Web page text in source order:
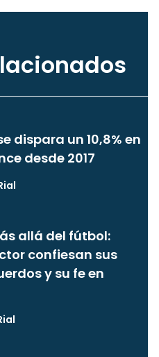
dispara un 10,8% en
desde 2017
allá del fútbol:
confiesan sus
y su fe en